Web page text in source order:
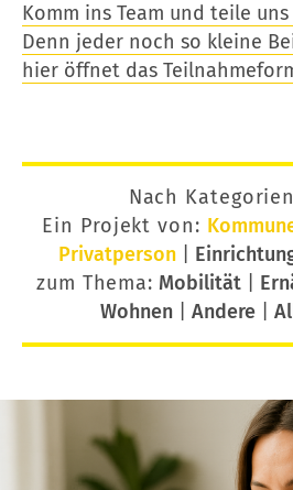
Komm ins Team und teile
Denn jeder noch so kleine
hier öffnet das
Nach
Ein Projekt von:
Privatperson|
zum Thema: Mobilität
Wohnen| Andere|